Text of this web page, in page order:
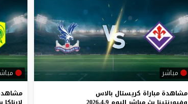
مباشر
مشاهدة مباراة كريستال بالاس